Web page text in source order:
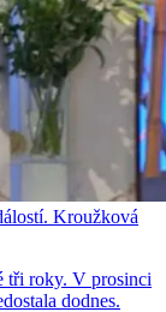
Kroužková
tři roky. V prosinci
dodnes.